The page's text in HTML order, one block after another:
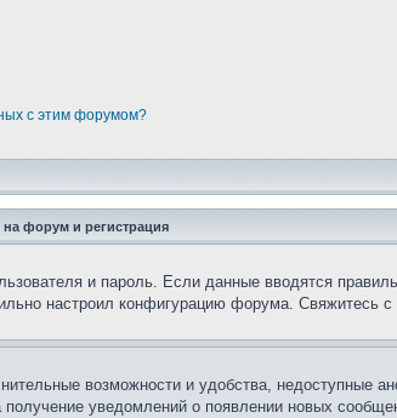
с этим форумом?
форум и регистрация
и пароль. Если данные вводятся
настроил конфигурацию форума. Свяжитесь
возможности и удобства, недоступные
уведомлений о появлении новых